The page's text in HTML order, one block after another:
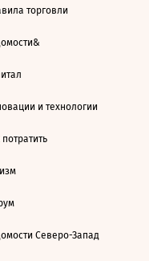
торговли
и технологии
потратить
Северо-Запад